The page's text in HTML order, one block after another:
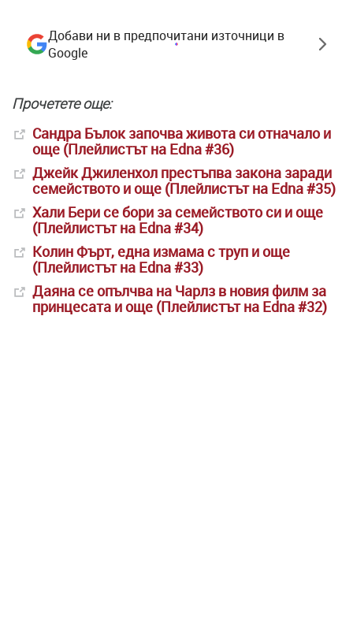
Добави ни в предпочитани източници в
Google
Прочетете още:
Сандра Бълок започва живота си отначало и
още (Плейлистът на Edna #36)
Джейк Джиленхол престъпва закона заради
семейството и още (Плейлистът на Edna #35)
Хали Бери се бори за семейството си и още
(Плейлистът на Edna #34)
Колин Фърт, една измама с труп и още
(Плейлистът на Edna #33)
Даяна се опълчва на Чарлз в новия филм за
принцесата и още (Плейлистът на Edna #32)